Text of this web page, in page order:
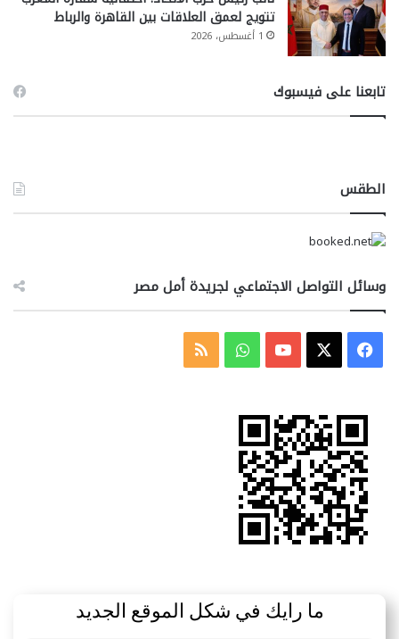
تتويج لعمق العلاقات بين القاهرة والرباط
1 أغسطس، 2026
تابعنا على فيسبوك
الطقس
وسائل التواصل الاجتماعي لجريدة أمل مصر
فيسبوك ‫YouTubeواتسابملخص
ما رايك في شكل الموقع الجديد